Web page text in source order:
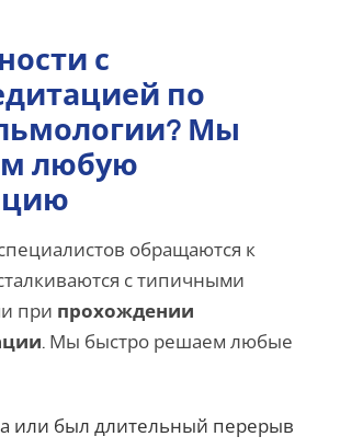
с
по
Мы
любую
обращаются к
с типичными
при прохождении
. Мы быстро решаем любые
или был длительный перерыв